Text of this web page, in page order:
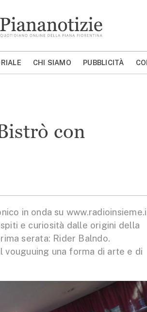
NASCONDI CERCA
CHI SIAMO PUBBLICITÀ
con
in onda su
e curiosità dalle origini della
serata: Rider Balndo.
vouguuing una forma di arte e di